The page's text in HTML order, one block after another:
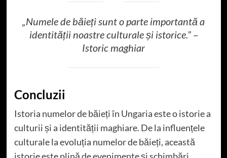
„Numele de băieți sunt o parte importantă a
identității noastre culturale și istorice.” –
Istoric maghiar
Concluzii
Istoria numelor de băieți în Ungaria este o istorie a
culturii și a identității maghiare. De la influențele
culturale la evoluția numelor de băieți, această